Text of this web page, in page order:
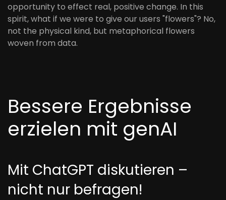
opportunity to effect real, positive change. In this
spirit, what if we were to give our users "flowers"? No,
not the physical kind, but metaphorical flowers
woven from data.
Bessere Ergebnisse
erzielen mit genAI
Mit ChatGPT diskutieren –
nicht nur befragen!